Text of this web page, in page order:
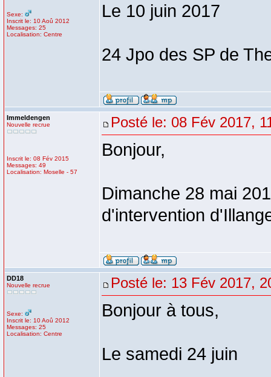
Sexe:
Inscrit le: 10 Aoû 2012
Messages: 25
Localisation: Centre
Le 10 juin 2017
24 Jpo des SP de
Immeldengen
Nouvelle recrue
Inscrit le: 08 Fév 2015
Messages: 49
Localisation: Moselle - 57
Posté le: 08 Fév 2017,
Bonjour,
Dimanche 28 mai
d'intervention
DD18
Nouvelle recrue
Sexe:
Inscrit le: 10 Aoû 2012
Messages: 25
Localisation: Centre
Posté le: 13 Fév 2017,
Bonjour à tous,
Le samedi 24 juin